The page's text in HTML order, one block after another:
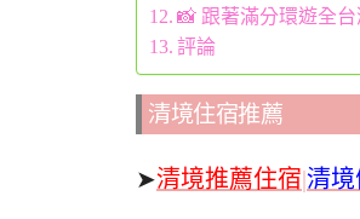
📸 跟著滿分環遊全台
評論
清境住宿推薦
➤清境推薦住宿|清